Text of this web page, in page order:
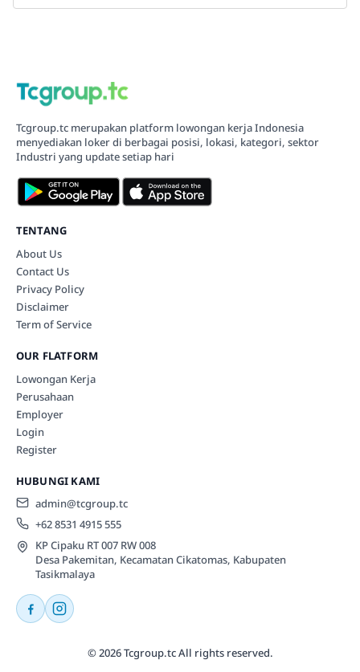
Tcgroup.tc merupakan platform lowongan kerja Indonesia
menyediakan loker di berbagai posisi, lokasi, kategori, sektor
Industri yang update setiap hari
TENTANG
About Us
Contact Us
Privacy Policy
Disclaimer
Term of Service
OUR FLATFORM
Lowongan Kerja
Perusahaan
Employer
Login
Register
HUBUNGI KAMI
admin@tcgroup.tc
+62 8531 4915 555
KP Cipaku RT 007 RW 008
Desa Pakemitan, Kecamatan Cikatomas, Kabupaten
Tasikmalaya
© 2026 Tcgroup.tc All rights reserved.